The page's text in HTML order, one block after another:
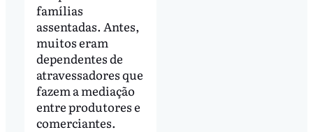
famílias
assentadas. Antes,
muitos eram
dependentes de
atravessadores que
fazem a mediação
entre produtores e
comerciantes.